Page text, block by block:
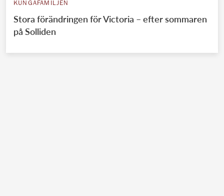
KUNGAFAMILJEN
Stora förändringen för Victoria – efter sommaren
på Solliden